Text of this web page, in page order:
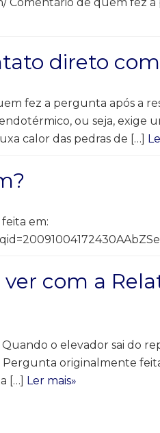
direto
fez a pergunta após a
ou seja, exige
calor das pedras de […]
em:
com a
o elevador sai do
Pergunta originalmente
[…] Ler mais»